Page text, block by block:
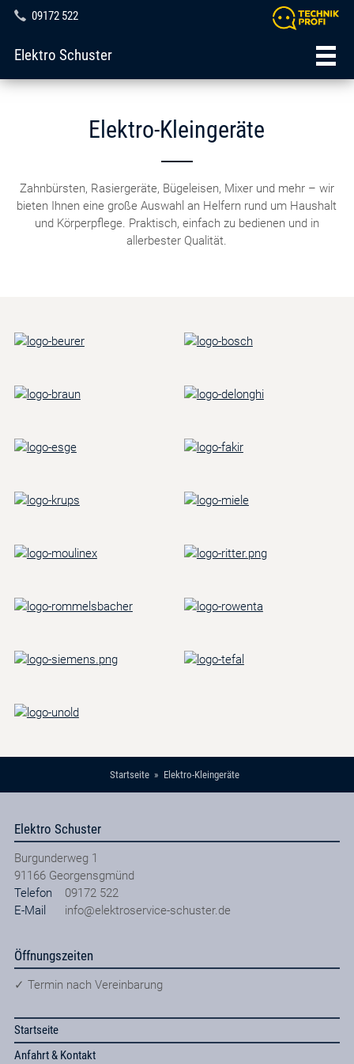
09172 522
Elektro Schuster
Elektro-Kleingeräte
Zahnbürsten, Rasiergeräte, Bügeleisen, Mixer und mehr – wir
bieten Ihnen eine große Auswahl an Helfern rund um Haushalt
und Körperpflege. Praktisch, einfach zu bedienen und in
allerbester Qualität.
Startseite Elektro-Kleingeräte
Elektro Schuster
Burgunderweg 1
91166 Georgensgmünd
Telefon
09172 522
E-Mail
info@elektroservice-schuster.de
Öffnungszeiten
✓ Termin nach Vereinbarung
Startseite
Anfahrt & Kontakt